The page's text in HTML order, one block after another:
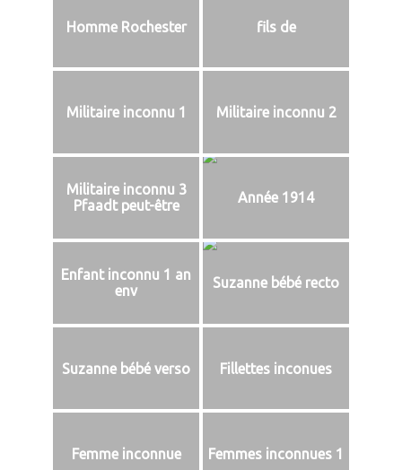
Homme Rochester fils de
Militaire inconnu 1 Militaire inconnu 2
Militaire inconnu 3
Pfaadt peut-être
Année 1914
Enfant inconnu 1 an
env
Suzanne bébé recto
Suzanne bébé verso Fillettes inconues
Femme inconnue Femmes inconnues 1